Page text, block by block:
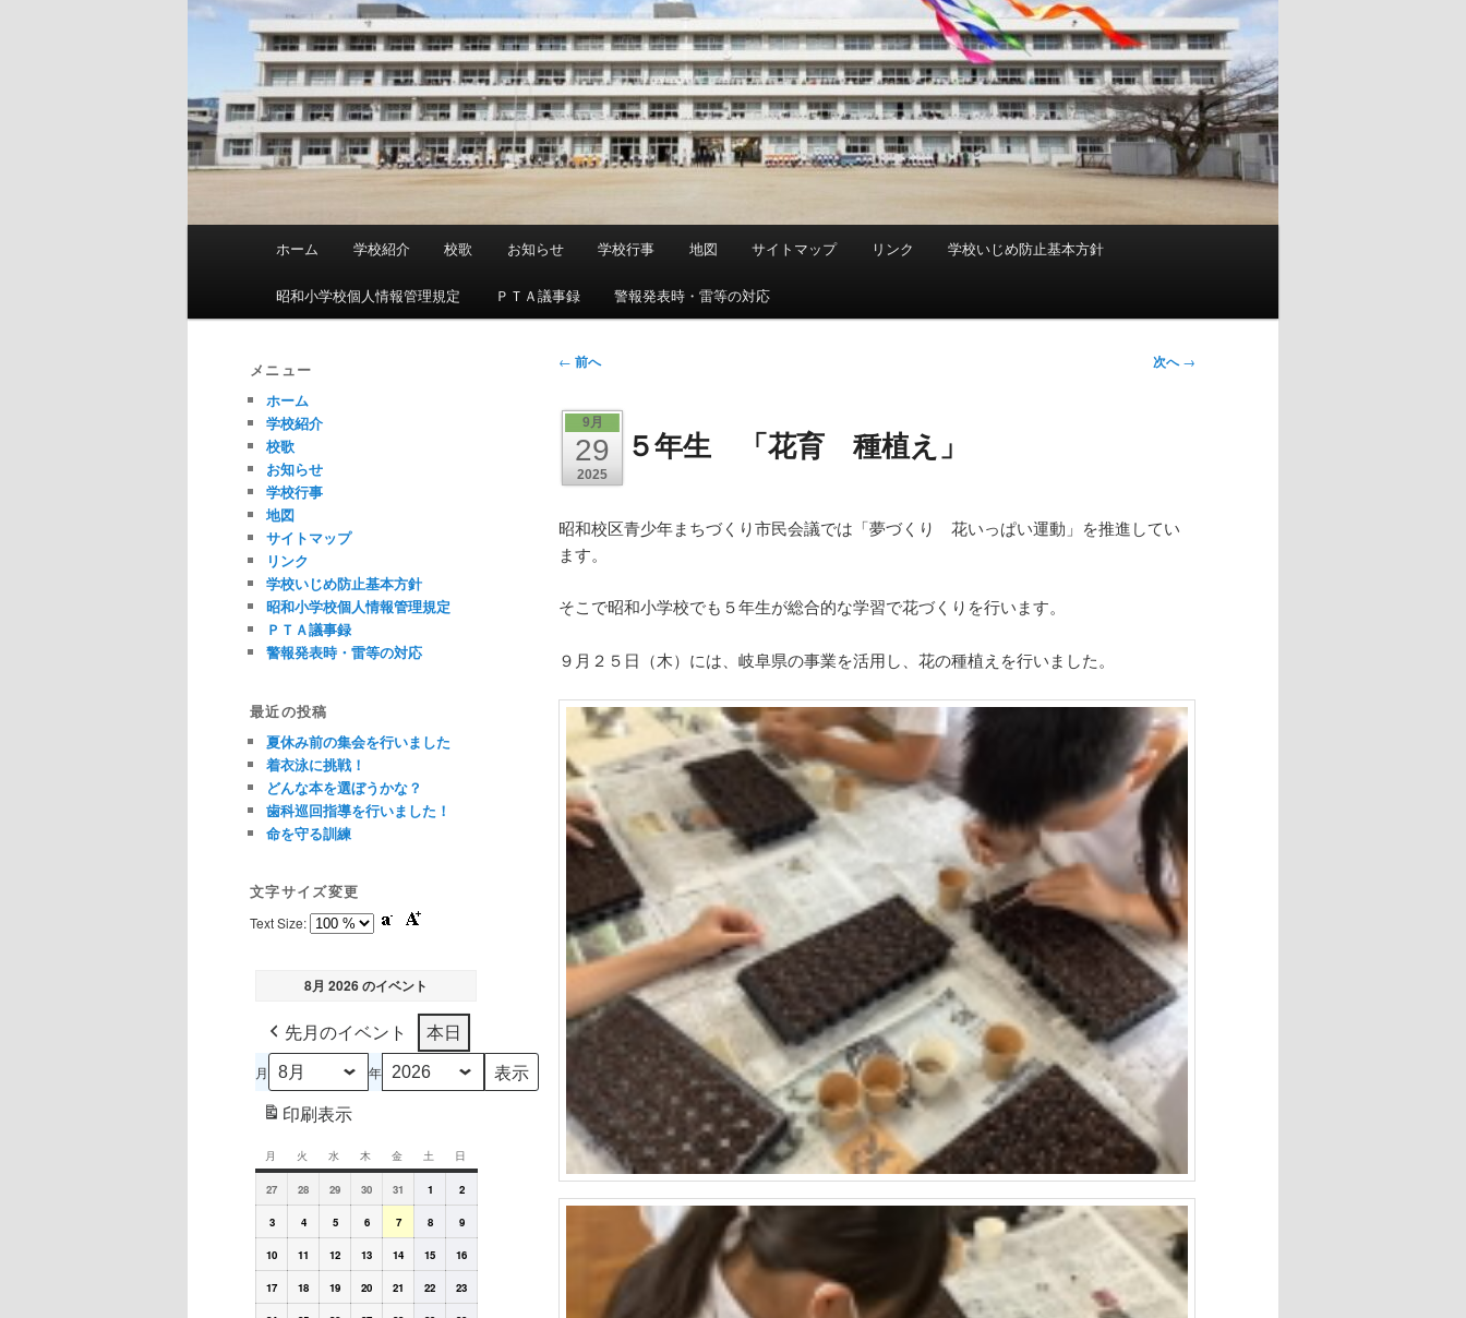
メ
ホーム 学校紹介 校歌 お知らせ 学校行事 地図 サイトマップ リンク 学校いじめ防止基本方針
昭和小学校個人情報管理規定 ＰＴＡ議事録 警報発表時・雷等の対応
投
ナ
ビ
ー
シ
ョ
ン
← 前へ 次へ→
9月
29
2025
５年生 「花育 種植え」
昭和校区青少年まちづくり市民会議では「夢づくり 花いっぱい運動」を推進してい
ます。
そこで昭和小学校でも５年生が総合的な学習で花づくりを行います。
９月２５日（木）には、岐阜県の事業を活用し、花の種植えを行いました。
メニュー
ホーム
学校紹介
校歌
お知らせ
学校行事
地図
サイトマップ
リンク
学校いじめ防止基本方針
昭和小学校個人情報管理規定
ＰＴＡ議事録
警報発表時・雷等の対応
最近の投稿
夏休み前の集会を行いました
着衣泳に挑戦！
どんな本を選ぼうかな？
歯科巡回指導を行いました！
命を守る訓練
文字サイズ変更
Text Size:
8月 2026 のイベント
先月のイベント 本日
月 年
印刷表示
月
曜
火
曜
水
曜
木
曜
金
曜
土
曜
日
曜
27
2026
年
月
日
28
2026
年
月
日
29
2026
年
月
日
30
2026
年
月
日
31
年
月
日
1
年
月
1
日
2
年
月
2
日
3
年
8
月
3
日
4
年
月
4
日
5
年
8
月
5
日
6
年
8
月
6
日
7
年
8
月
日
8
年
8
月
8
日
9
年
8
月
9
日
10
2026
年
月
11
2026
年
月
12
2026
年
月
13
2026
年
月
14
2026
年
月
15
2026
年
月
16
年
月
17
2026
年
18
2026
年
19
2026
年
20
2026
年
21
2026
年
22
2026
年
23
年